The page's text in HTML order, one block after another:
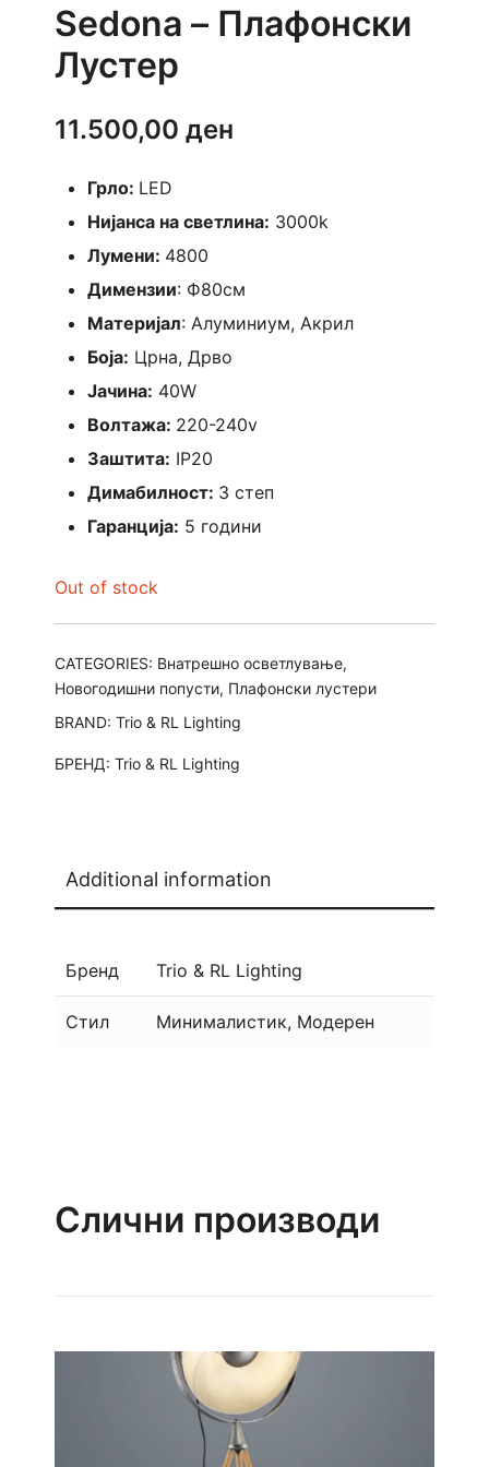
Sedona – Плафонски
Лустер
11.500,00 ден
Грло: LED
Нијанса на светлина: 3000k
Лумени: 4800
Димензии: Ф80см
Материјал: Алуминиум, Акрил
Боја: Црна, Дрво
Јачина: 40W
Волтажа: 220-240v
Заштита: IP20
Димабилност: 3 степ
Гаранција: 5 години
Out of stock
CATEGORIES: Внатрешно осветлување,
Новогодишни попусти, Плафонски лустери
BRAND: Trio & RL Lighting
БРЕНД: Trio & RL Lighting
Additional information
Бренд Trio & RL Lighting
Стил Минималистик, Модерен
Слични производи